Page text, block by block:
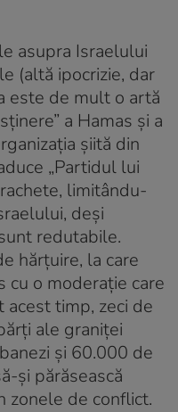
asupra Israelului
(altă ipocrizie, dar
este de mult o artă
a Hamas şi a
şiită din
„Partidul lui
limitându-
deşi
redutabile.
hărţuire, la care
cu o moderaţie care
acest timp, zeci de
ale graniţei
şi 60.000 de
şi părăsească
zonele de conflict.